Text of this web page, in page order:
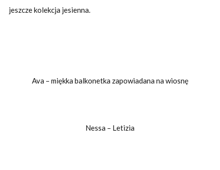
jeszcze kolekcja jesienna.
Ava – miękka balkonetka zapowiadana na wiosnę
Nessa – Letizia